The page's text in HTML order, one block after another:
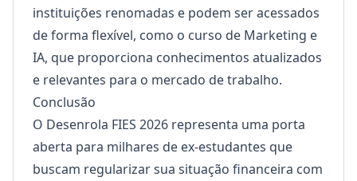
instituições renomadas e podem ser acessados
de forma flexível, como o curso de Marketing e
IA, que proporciona conhecimentos atualizados
e relevantes para o mercado de trabalho.
Conclusão
O Desenrola FIES 2026 representa uma porta
aberta para milhares de ex-estudantes que
buscam regularizar sua situação financeira com